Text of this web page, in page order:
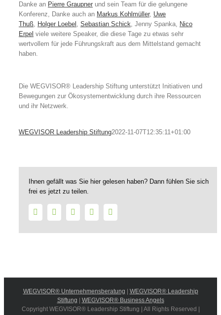
Danke an Pierre Graupner und sein Team für die gelungene
Konferenz, Danke auch an Markus Kohlmüller, Uwe
Thuß, Holger Loebel , Sebastian Schick, Jenny Spanka, Nico
Erpel viele weitere Speaker, die diese Tage zu etwas sehr
wertvollem für jede Führungskraft aus dem Mittelstand gemacht
haben.
Die WEGVISOR® Leadership Stiftung unterstützt Initiativen und
Bewegungen zur Ökosystementwicklung durch ihre Ressourcen
und ihr Netzwerk.
WEGVISOR Leadership Stiftung2022-11-07T12:35:11+01:00
Ihnen gefällt was Sie hier gelesen haben? Dann fühlen Sie sich
frei es jetzt zu teilen.
FacebookTwitter LinkedInWhatsApp
Mail
WEGVISOR® Unternehmensberatung
WEGVISOR® Leadership
Stiftung
WEGVISOR® Business Angels
Copyright WEGVISOR® Leadership Stiftung | All Rights Reserved |